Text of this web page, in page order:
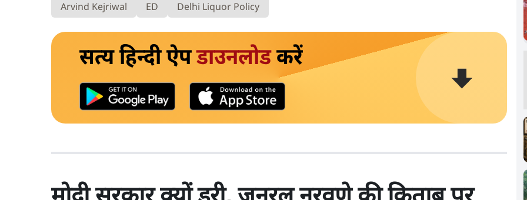
Arvind Kejriwal ED Delhi Liquor Policy
सत्य हिन्दी ऐपडाउनलोडकरें